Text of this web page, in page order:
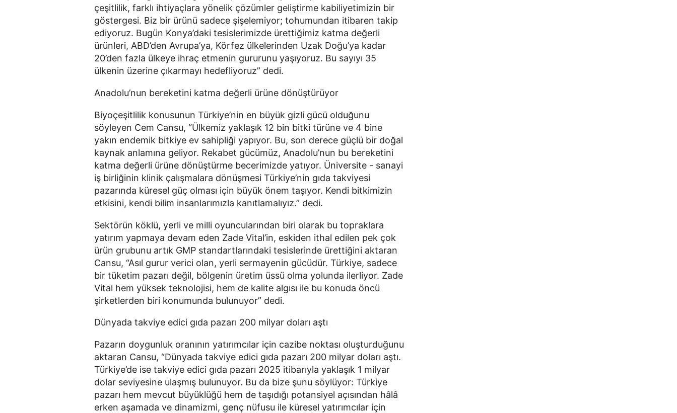
çeşitlilik, farklı ihtiyaçlara yönelik çözümler geliştirme kabiliyetimizin bir
göstergesi. Biz bir ürünü sadece şişelemiyor; tohumundan itibaren takip
ediyoruz. Bugün Konya’daki tesislerimizde ürettiğimiz katma değerli
ürünleri, ABD’den Avrupa’ya, Körfez ülkelerinden Uzak Doğu’ya kadar
20’den fazla ülkeye ihraç etmenin gururunu yaşıyoruz. Bu sayıyı 35
ülkenin üzerine çıkarmayı hedefliyoruz” dedi.
Anadolu’nun bereketini katma değerli ürüne dönüştürüyor
Biyoçeşitlilik konusunun Türkiye’nin en büyük gizli gücü olduğunu
söyleyen Cem Cansu, “Ülkemiz yaklaşık 12 bin bitki türüne ve 4 bine
yakın endemik bitkiye ev sahipliği yapıyor. Bu, son derece güçlü bir doğal
kaynak anlamına geliyor. Rekabet gücümüz, Anadolu’nun bu bereketini
katma değerli ürüne dönüştürme becerimizde yatıyor. Üniversite - sanayi
iş birliğinin klinik çalışmalara dönüşmesi Türkiye’nin gıda takviyesi
pazarında küresel güç olması için büyük önem taşıyor. Kendi bitkimizin
etkisini, kendi bilim insanlarımızla kanıtlamalıyız.” dedi.
Sektörün köklü, yerli ve milli oyuncularından biri olarak bu topraklara
yatırım yapmaya devam eden Zade Vital’in, eskiden ithal edilen pek çok
ürün grubunu artık GMP standartlarındaki tesislerinde ürettiğini aktaran
Cansu, “Asıl gurur verici olan, yerli sermayenin gücüdür. Türkiye, sadece
bir tüketim pazarı değil, bölgenin üretim üssü olma yolunda ilerliyor. Zade
Vital hem yüksek teknolojisi, hem de kalite algısı ile bu konuda öncü
şirketlerden biri konumunda bulunuyor” dedi.
Dünyada takviye edici gıda pazarı 200 milyar doları aştı
Pazarın doygunluk oranının yatırımcılar için cazibe noktası oluşturduğunu
aktaran Cansu, “Dünyada takviye edici gıda pazarı 200 milyar doları aştı.
Türkiye’de ise takviye edici gıda pazarı 2025 itibarıyla yaklaşık 1 milyar
dolar seviyesine ulaşmış bulunuyor. Bu da bize şunu söylüyor: Türkiye
pazarı hem mevcut büyüklüğü hem de taşıdığı potansiyel açısından hâlâ
erken aşamada ve dinamizmi, genç nüfusu ile küresel yatırımcılar için